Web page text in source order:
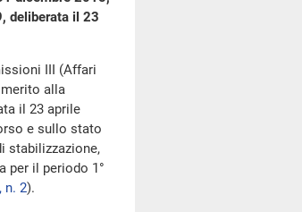
deliberata il 23
III (Affari
alla
il 23 aprile
e sullo stato
stabilizzazione,
per il periodo 1°
n. 2).